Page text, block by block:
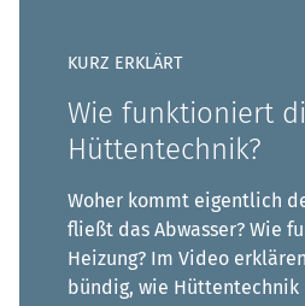
KURZ ERKLÄRT
Wie funktioniert
Hüttentechnik?
Woher kommt eigentlich
fließt das Abwasser? Wie
Heizung? Im Video
bündig, wie Hüttentechnik